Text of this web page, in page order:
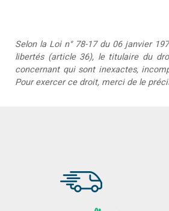
Selon la Loi n° 78-17 du 06 janvier
libertés (article 36), le titulaire du
concernant qui sont inexactes,
Pour exercer ce droit, merci de le